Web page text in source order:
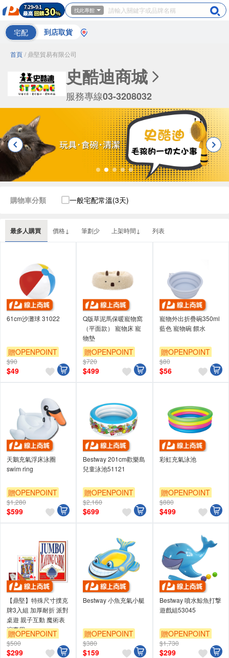
找此專館
宅配 到店取貨
首頁 / 鼎堅貿易有限公司
史酷迪商城
服務專線03-3208032
最多人購買 價格↓ 筆劃少 上架時間↓ 列表
購物車分類 一般宅配常溫(3天)
61cm沙灘球 31022
贈OPENPOINT
$90
$49
Q版草泥馬保暖寵物窩
（平面款） 寵物床 寵
物墊
贈OPENPOINT
$720
$499
寵物外出折疊碗350ml
藍色 寵物碗 餵水
贈OPENPOINT
$80
$56
天鵝充氣浮床泳圈
swim ring
贈OPENPOINT
$1,280
$599
Bestway 201cm歡樂島
兒童泳池51121
贈OPENPOINT
$2,160
$699
彩虹充氣泳池
贈OPENPOINT
$880
$499
【鼎堅】特殊尺寸撲克
牌3入組 加厚耐折 派對
桌遊 親子互動 魔術表
演專用
贈OPENPOINT
$500
$299
Bestway 小魚充氣小艇
贈OPENPOINT
$380
$159
Bestway 噴水鯨魚打撃
遊戲組53045
贈OPENPOINT
$1,730
$299